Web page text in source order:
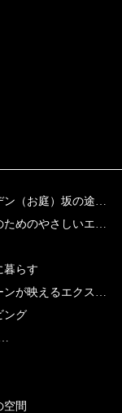
（お庭）坂の途…
めのやさしいエ…
暮らす
が映えるエクス…
ング
空間